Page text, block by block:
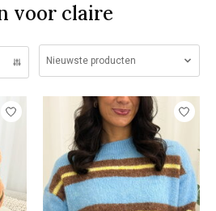
voor claire
Nieuwste producten